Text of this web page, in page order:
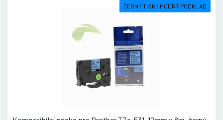
ČERNÝ TISK / MODRÝ PODKLAD